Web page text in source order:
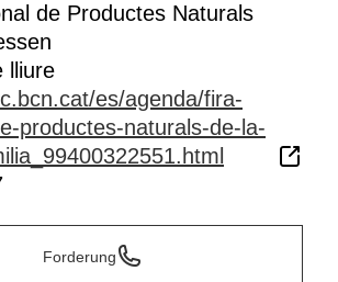
de Productes Naturals
lliure
es/agenda/fira-
productes-naturals-de-la-
Forderung